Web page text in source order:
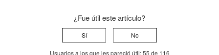
¿Fue útil este artículo?
Sí No
Usuarios a los que les pareció útil: 55 de 116